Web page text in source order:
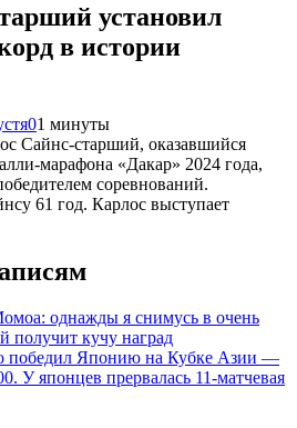
установил
в истории
01 минуты
Сайнс-старший, оказавшийся
марафона «Дакар» 2024 года,
соревнований.
61 год. Карлос выступает
однажды я снимусь в очень
получит кучу наград
победил Японию на Кубке Азии —
У японцев прервалась 11-матчевая